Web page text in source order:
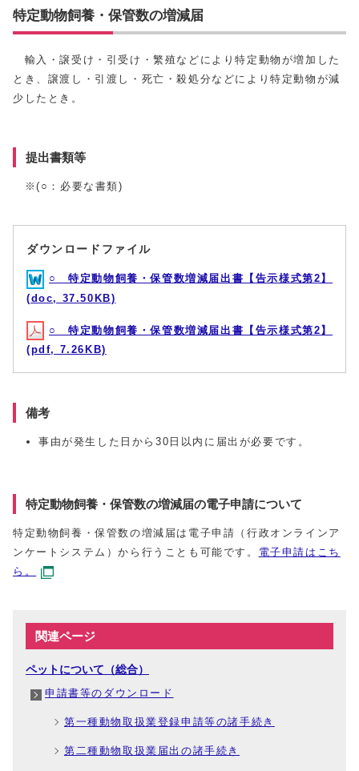
特定動物飼養・保管数の増減届
輸入・譲受け・引受け・繁殖などにより特定動物が増加した
とき、譲渡し・引渡し・死亡・殺処分などにより特定動物が減
少したとき。
提出書類等
※(○：必要な書類)
ダウンロードファイル
○ 特定動物飼養・保管数増減届出書【告示様式第2】
(doc, 37.50KB)
○ 特定動物飼養・保管数増減届出書【告示様式第2】
(pdf, 7.26KB)
備考
事由が発生した日から30日以内に届出が必要です。
特定動物飼養・保管数の増減届の電子申請について
特定動物飼養・保管数の増減届は電子申請（行政オンラインア
ンケートシステム）から行うことも可能です。 電子申請はこち
ら。
関連ページ
ペットについて（総合）
申請書等のダウンロード
第一種動物取扱業登録申請等の諸手続き
第二種動物取扱業届出の諸手続き